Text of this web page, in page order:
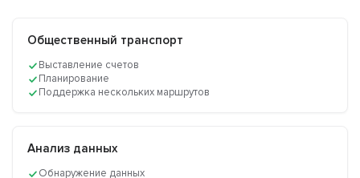
Общественный транспорт
Выставление счетов
Планирование
Поддержка нескольких маршрутов
Анализ данных
Обнаружение данных